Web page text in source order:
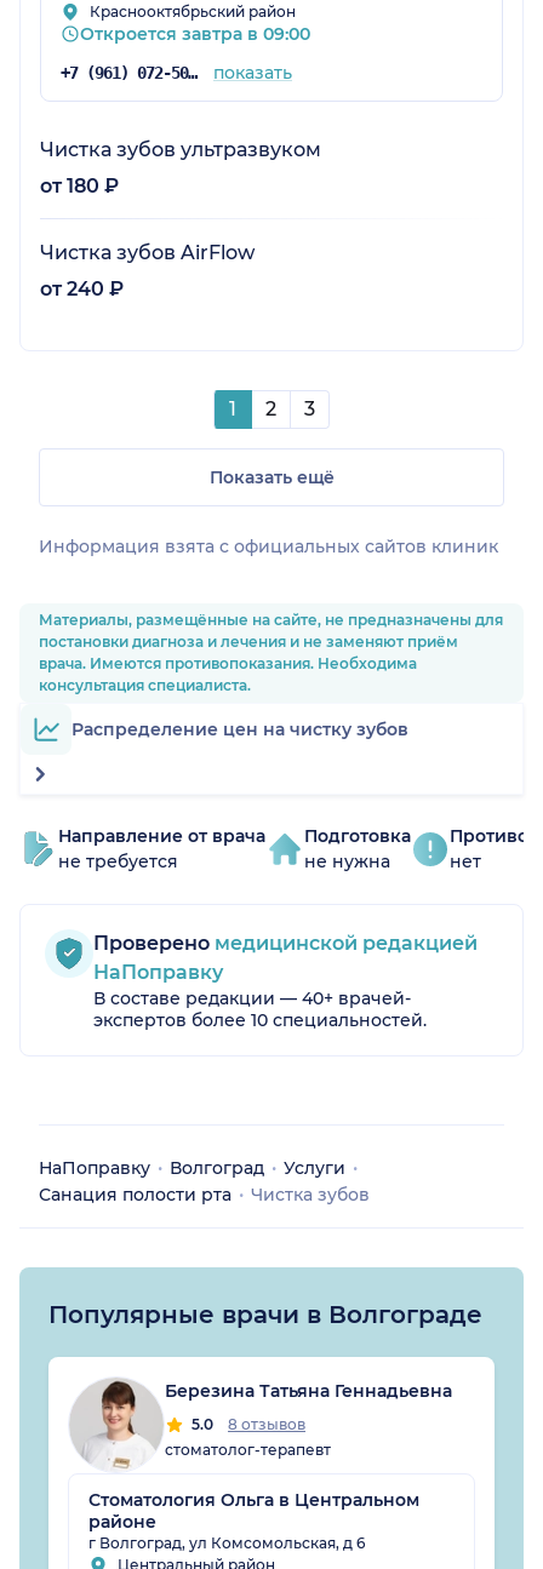
Краснооктябрьский район
Откроется завтра в 09:00
+7 (961) 072-50-56 показать
Чистка зубов ультразвуком
от 180 ₽
Чистка зубов AirFlow
от 240 ₽
1 2 3
Показать ещё
Информация взята c официальных сайтов клиник
Материалы, размещённые на сайте, не предназначены для
постановки диагноза и лечения и не заменяют приём
врача. Имеются противопоказания. Необходима
консультация специалиста.
Распределение цен на чистку зубов
Направление от врача
не требуется
Подготовка
не нужна
нет
Проверено медицинской редакцией
НаПоправку
В составе редакции — 40+ врачей-
экспертов более 10 специальностей.
НаПоправку Волгоград
Услуги
Санация полости рта
Чистка зубов
Популярные врачи в Волгограде
Березина Татьяна Геннадьевна
5.0
8 отзывов
стоматолог-терапевт
Стоматология Ольга в Центральном
районе
г Волгоград, ул Комсомольская, д 6
Центральный район